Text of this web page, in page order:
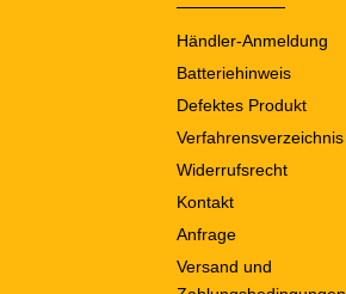
Händler-Anmeldung
Batteriehinweis
Defektes Produkt
Verfahrensverzeichnis
Widerrufsrecht
Kontakt
Anfrage
Versand und